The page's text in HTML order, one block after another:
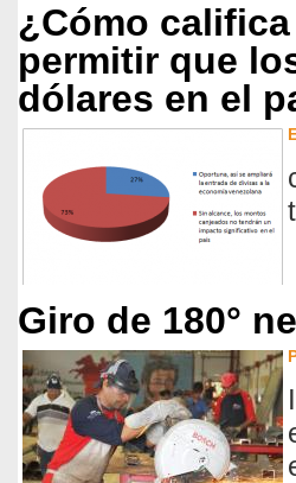
¿Cómo
permitir que
dólares en el
Giro de 180°